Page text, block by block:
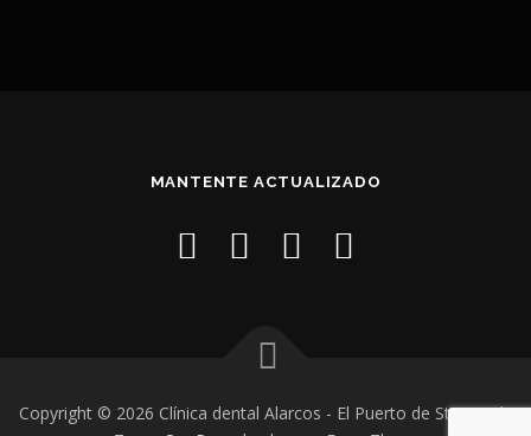
MANTENTE ACTUALIZADO
Copyright © 2026 Clínica dental Alarcos - El Puerto de Sta. María